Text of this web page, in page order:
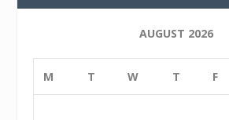
AUGUST 2026
M T W T F